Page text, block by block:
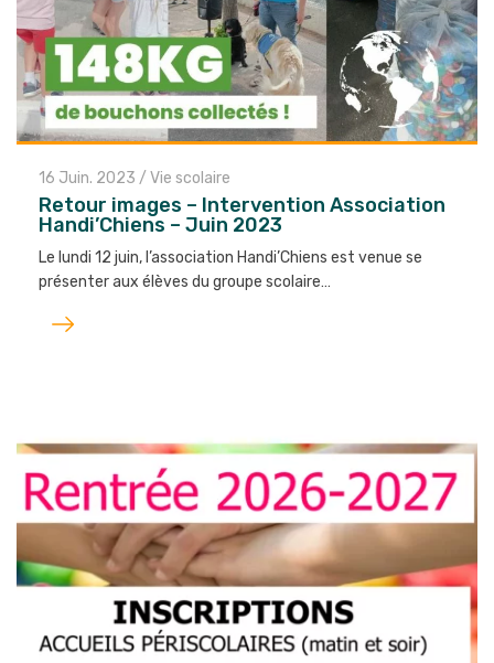
16 Juin. 2023 / Vie scolaire
Retour images – Intervention Association
Handi’Chiens – Juin 2023
Le lundi 12 juin, l’association Handi’Chiens est venue se
présenter aux élèves du groupe scolaire…
Lire
l'article